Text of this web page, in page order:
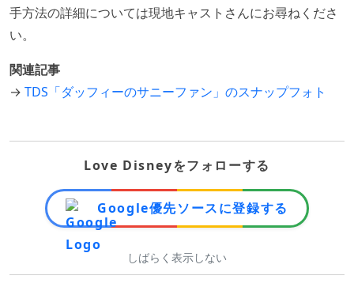
手方法の詳細については現地キャストさんにお尋ねくださ
い。
関連記事
→ TDS「ダッフィーのサニーファン」のスナップフォト
Love Disneyをフォローする
Google優先ソースに登録する
しばらく表示しない